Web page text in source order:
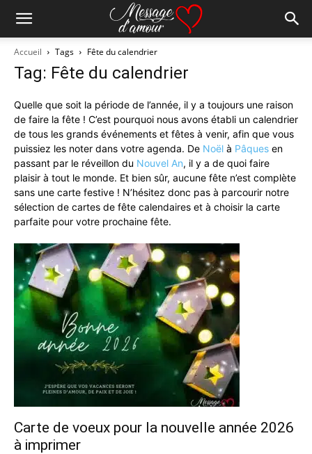
Accueil Tags Fête du calendrier
Tag: Fête du calendrier
Quelle que soit la période de l’année, il y a toujours une raison
de faire la fête ! C’est pourquoi nous avons établi un calendrier
de tous les grands événements et fêtes à venir, afin que vous
puissiez les noter dans votre agenda. De Noël à Pâques en
passant par le réveillon du Nouvel An, il y a de quoi faire
plaisir à tout le monde. Et bien sûr, aucune fête n’est complète
sans une carte festive ! N’hésitez donc pas à parcourir notre
sélection de cartes de fête calendaires et à choisir la carte
parfaite pour votre prochaine fête.
Carte de voeux pour la nouvelle année 2026
à imprimer